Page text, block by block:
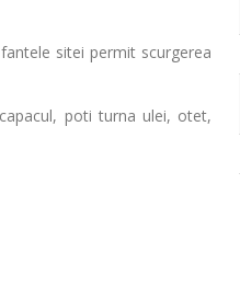
sitei permit scurgerea
poti turna ulei, otet,